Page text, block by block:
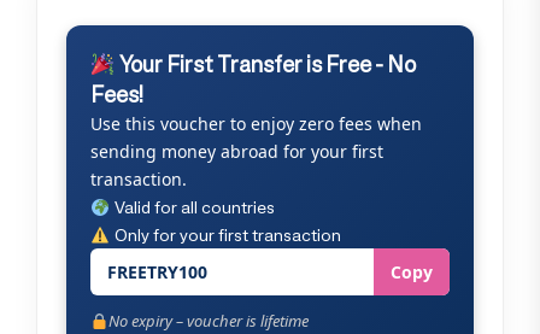
Your First Transfer is Free - No
Fees!
Use this voucher to enjoy zero fees when
sending money abroad for your first
transaction.
Valid for all countries
Only for your first transaction
FREETRY100 Copy
No expiry – voucher is lifetime